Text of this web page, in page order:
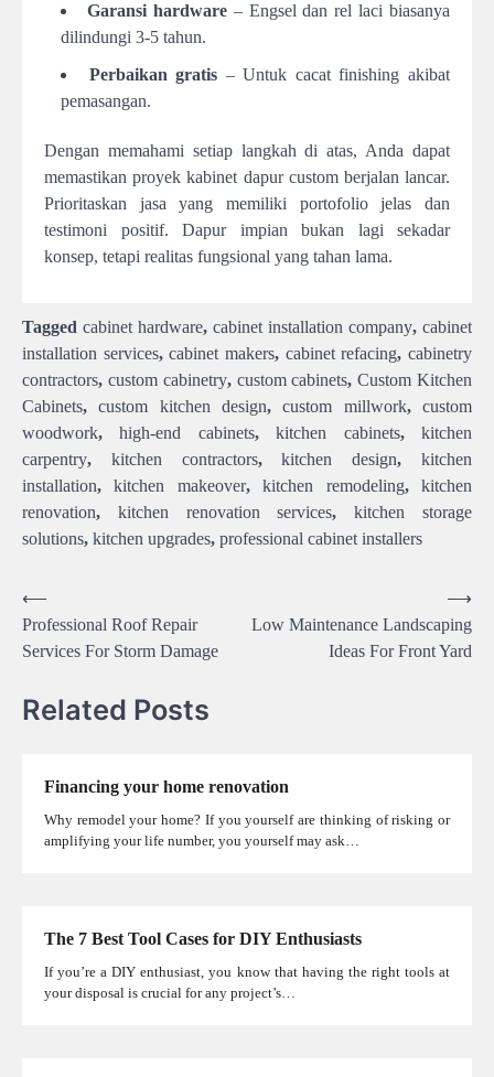
Garansi hardware– Engsel dan rel laci biasanya
dilindungi 3-5 tahun.
Perbaikan gratis – Untuk cacat finishing akibat
pemasangan.
Dengan memahami setiap langkah di atas, Anda dapat
memastikan proyek kabinet dapur custom berjalan lancar.
Prioritaskan jasa yang memiliki portofolio jelas dan
testimoni positif. Dapur impian bukan lagi sekadar
konsep, tetapi realitas fungsional yang tahan lama.
Tagged cabinet hardware, cabinet installation company, cabinet
installation services,cabinet makers, cabinet refacing,cabinetry
contractors, custom cabinetry, custom cabinets,Custom Kitchen
Cabinets,custom kitchen design,custom millwork,custom
woodwork,high-end cabinets,kitchen cabinets,kitchen
carpentry, kitchen contractors,kitchen design,kitchen
installation,kitchen makeover,kitchen remodeling,kitchen
renovation, kitchen renovation services,kitchen storage
solutions, kitchen upgrades, professional cabinet installers
Post
navigation
⟵
Professional Roof Repair
Services For Storm Damage
Low Maintenance Landscaping
Ideas For Front Yard
⟶
Related Posts
Financing your home renovation
Why remodel your home? If you yourself are thinking of risking or
amplifying your life number, you yourself may ask…
The 7 Best Tool Cases for DIY Enthusiasts
If you’re a DIY enthusiast, you know that having the right tools at
your disposal is crucial for any project’s…